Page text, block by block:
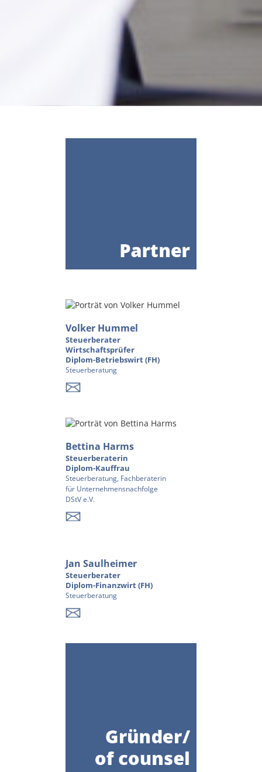
Volker Hummel
Steuerberater
Wirtschaftsprüfer
Diplom-Betriebswirt (FH)
Steuerberatung
Bettina Harms
Steuerberaterin
Diplom-Kauffrau
Steuerberatung, Fachberaterin
für Unternehmensnachfolge
DStV e.V.
Jan Saulheimer
Steuerberater
Diplom-Finanzwirt (FH)
Steuerberatung